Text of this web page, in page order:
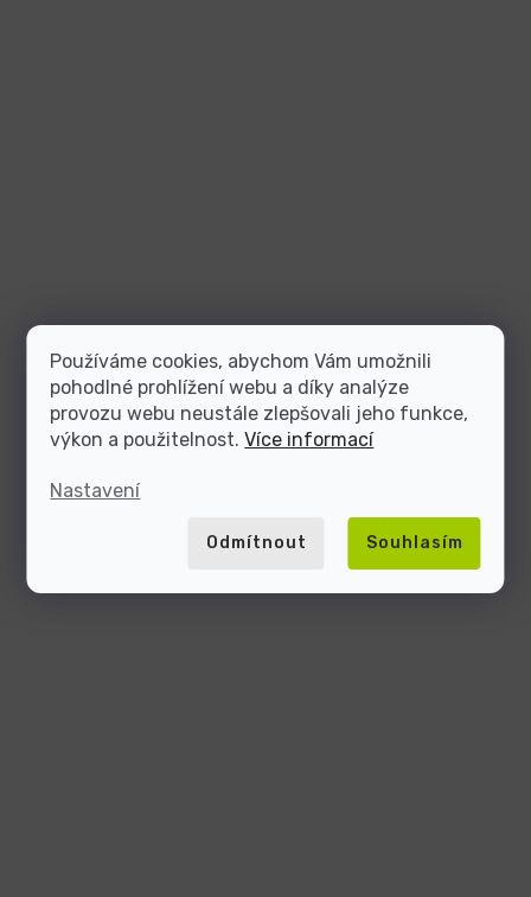
Používáme cookies, abychom Vám umožnili
pohodlné prohlížení webu a díky analýze
provozu webu neustále zlepšovali jeho funkce,
výkon a použitelnost.Více informací
Nastavení
Odmítnout Souhlasím